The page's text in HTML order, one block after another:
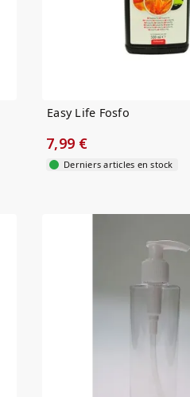
Easy Life Fosfo
7,99 €
Derniers articles en stock